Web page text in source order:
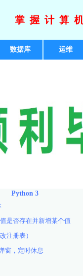
掌握计算
数据库 运维
Python 3
是否存在并新增某个值
注册表）
窗，定时休息